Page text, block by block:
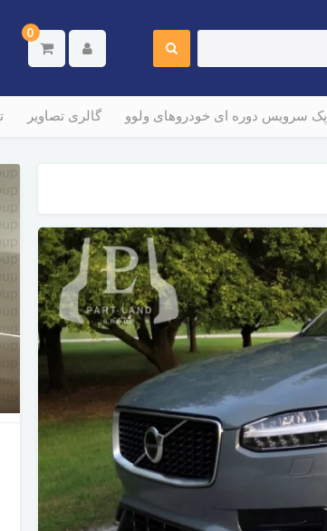
0
پک سرویس دوره ای خودروهای ولوو گالری تصاویر